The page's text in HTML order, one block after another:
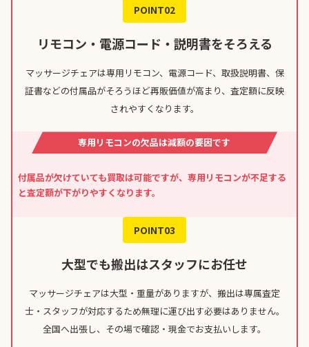
POINT02
リモコン・電源コード・説明書をそろえる
マッサージチェアは専用リモコン、電源コード、取扱説明書、保
証書などの付属品がそろうほど再販価値が高まり、査定額に反映
されやすくなります。
専用リモコンの欠品は減額の要因です
付属品が欠けていても買取は可能ですが、専用リモコンが不足する
と査定額が下がりやすくなります。
POINT03
大型でも搬出はスタッフにお任せ
マッサージチェアは大型・重量がありますが、搬出は専属査定
士・スタッフが対応するため無理に運び出す必要はありません。
全国へ出張し、その場で確認・現金でお支払いします。